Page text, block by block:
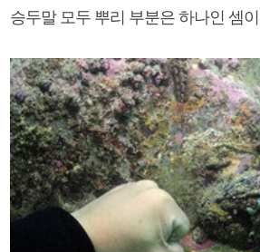
승두말 모두 뿌리 부분은 하나인 셈